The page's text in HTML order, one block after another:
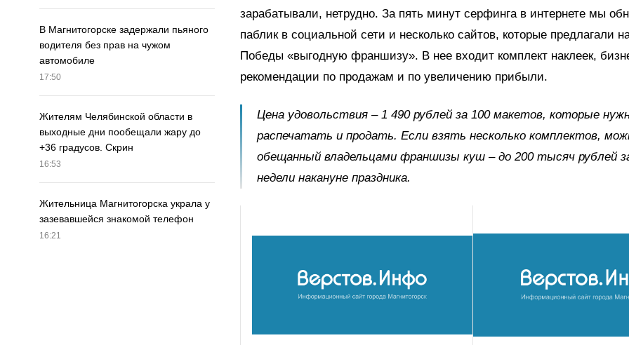
В Магнитогорске задержали пьяного
водителя без прав на чужом
автомобиле
17:50
Жителям Челябинской области в
выходные дни пообещали жару до
+36 градусов. Скрин
16:53
Жительница Магнитогорска украла у
зазевавшейся знакомой телефон
16:21
зарабатывали, нетрудно. За пять минут серфинга в интернете мы
паблик в социальной сети и несколько сайтов, которые предлагали
Победы «выгодную франшизу». В нее входит комплект наклеек,
рекомендации по продажам и по увеличению прибыли.
Цена удовольствия – 1 490 рублей за 100 макетов, которые
распечатать и продать. Если взять несколько комплектов,
обещанный владельцами франшизы куш – до 200 тысяч рублей
недели накануне праздника.